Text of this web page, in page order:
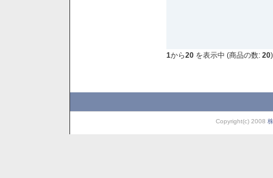
1から20 を表示中 (商品の数: 20)
Copyright(c) 2008